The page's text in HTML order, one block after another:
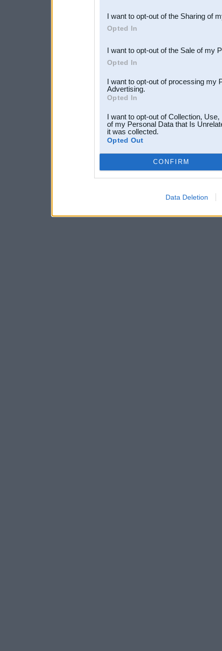
Downstream Participants
third parties.
I want to opt-out of the Sharing of
Opted In
I want to opt-out of the Sale of my
Opted In
I want to opt-out of processing my
Advertising.
Opted In
I want to opt-out of Collection,
of my Personal Data that Is
it was collected.
Opted Out
CONFIRM
Data Deletion